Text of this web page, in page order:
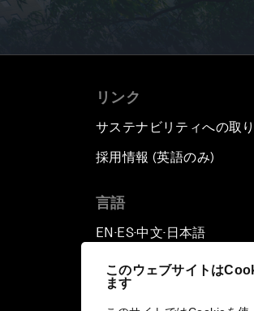
このウェブサイトは
ます
リンク
サステナビリティへの取
採用情報 (英語のみ)
言語
EN ▪ES▪中文▪ 日本語